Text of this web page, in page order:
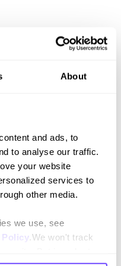
About
and ads, to
to analyse our traffic.
your website
services to
other media.
we use, see
Policy .We won't track
y lanzamientos.